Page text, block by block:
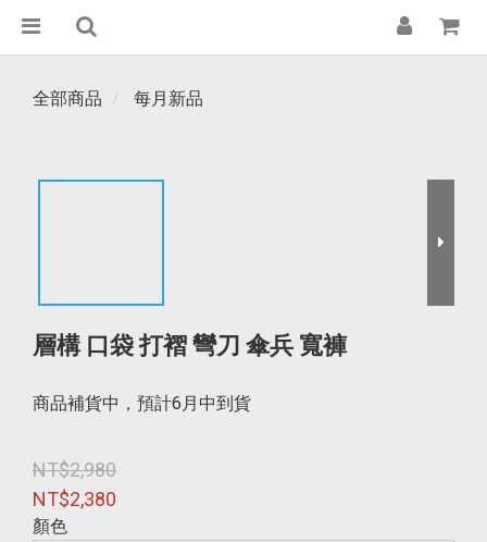
全部商品 每月新品
層構 口袋 打褶 彎刀 傘兵 寬褲
商品補貨中，預計6月中到貨
NT$2,980
NT$2,380
顏色